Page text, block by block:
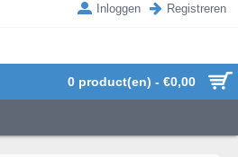
Inloggen Registreren
0 product(en) - €0,00